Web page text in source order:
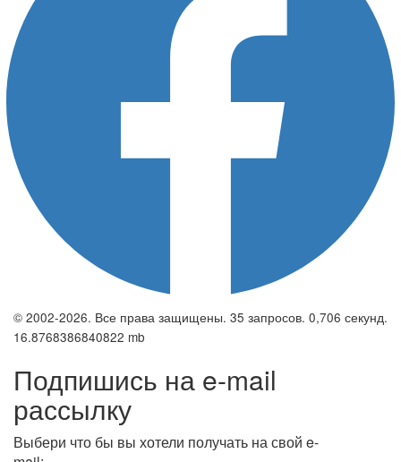
© 2002-2026. Все права защищены. 35 запросов. 0,706 секунд.
16.8768386840822 mb
Подпишись на e-mail
рассылку
Выбери что бы вы хотели получать на свой e-